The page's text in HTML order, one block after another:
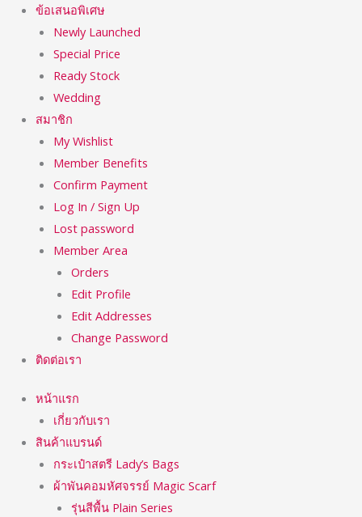
ข้อเสนอพิเศษ
Newly Launched
Special Price
Ready Stock
Wedding
สมาชิก
My Wishlist
Member Benefits
Confirm Payment
Log In / Sign Up
Lost password
Member Area
Orders
Edit Profile
Edit Addresses
Change Password
ติดต่อเรา
หน้าแรก
เกี่ยวกับเรา
สินค้าแบรนด์
กระเป๋าสตรี Lady’s Bags
ผ้าพันคอมหัศจรรย์ Magic Scarf
รุ่นสีพื้น Plain Series